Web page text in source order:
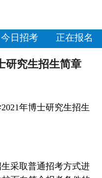
今日招考 正在报名
研究生招生简章
年博士研究生招生
采取普通招考方式进